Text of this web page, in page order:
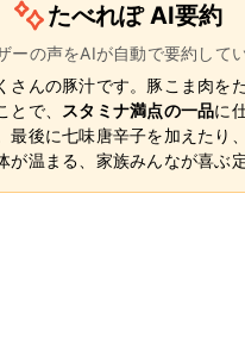
たべれぽ AI要約
ーの声をAIが自動で要約して
さんの豚汁です。豚こま肉を
で、
スタミナ満点の一品に
最後に七味唐辛子を加えたり
温まる、家族みんなが喜ぶ